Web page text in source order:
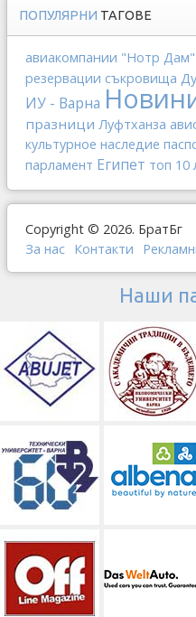
ПОПУЛЯРНИ ТАГОВЕ
авиакомпании "Нотр Дам"
резервации съкровища
ИУ - Варна
празници Луфтханза
культурное наследие
парламент Египет топ 10
Copyright © 2026. БратБг
За нас Контакти
Наши